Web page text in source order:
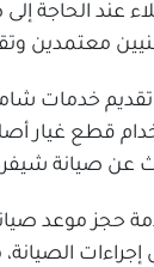
عند الحاجة
معتمدين
خدمات
قطع غيار
عن صيانة
حجز موعد
الصيانة،